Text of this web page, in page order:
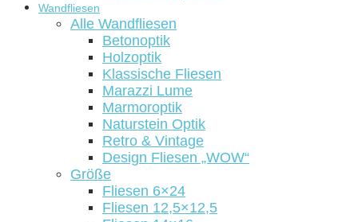
Wandfliesen
Alle Wandfliesen
Betonoptik
Holzoptik
Klassische Fliesen
Marazzi Lume
Marmoroptik
Naturstein Optik
Retro & Vintage
Design Fliesen „WOW“
Größe
Fliesen 6×24
Fliesen 12,5×12,5